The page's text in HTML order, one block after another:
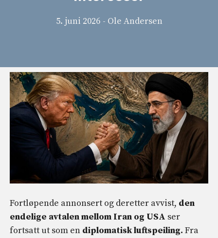
5. juni 2026 - Ole Andersen
Fortløpende annonsert og deretter avvist, den
endelige avtalen mellom Iran og USA ser
fortsatt ut som en diplomatisk luftspeiling. Fra